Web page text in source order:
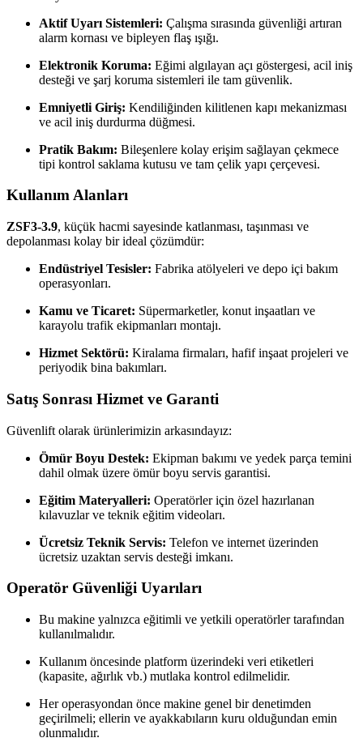
Aktif Uyarı Sistemleri: Çalışma sırasında güvenliği artıran
alarm kornası ve bipleyen flaş ışığı.
Elektronik Koruma: Eğimi algılayan açı göstergesi, acil iniş
desteği ve şarj koruma sistemleri ile tam güvenlik.
Emniyetli Giriş: Kendiliğinden kilitlenen kapı mekanizması
ve acil iniş durdurma düğmesi.
Pratik Bakım: Bileşenlere kolay erişim sağlayan çekmece
tipi kontrol saklama kutusu ve tam çelik yapı çerçevesi.
Kullanım Alanları
ZSF3-3.9, küçük hacmi sayesinde katlanması, taşınması ve
depolanması kolay bir ideal çözümdür:
Endüstriyel Tesisler: Fabrika atölyeleri ve depo içi bakım
operasyonları.
Kamu ve Ticaret: Süpermarketler, konut inşaatları ve
karayolu trafik ekipmanları montajı.
Hizmet Sektörü: Kiralama firmaları, hafif inşaat projeleri ve
periyodik bina bakımları.
Satış Sonrası Hizmet ve Garanti
Güvenlift olarak ürünlerimizin arkasındayız:
Ömür Boyu Destek: Ekipman bakımı ve yedek parça temini
dahil olmak üzere ömür boyu servis garantisi.
Eğitim Materyalleri: Operatörler için özel hazırlanan
kılavuzlar ve teknik eğitim videoları.
Ücretsiz Teknik Servis: Telefon ve internet üzerinden
ücretsiz uzaktan servis desteği imkanı.
Operatör Güvenliği Uyarıları
Bu makine yalnızca eğitimli ve yetkili operatörler tarafından
kullanılmalıdır.
Kullanım öncesinde platform üzerindeki veri etiketleri
(kapasite, ağırlık vb.) mutlaka kontrol edilmelidir.
Her operasyondan önce makine genel bir denetimden
geçirilmeli; ellerin ve ayakkabıların kuru olduğundan emin
olunmalıdır.